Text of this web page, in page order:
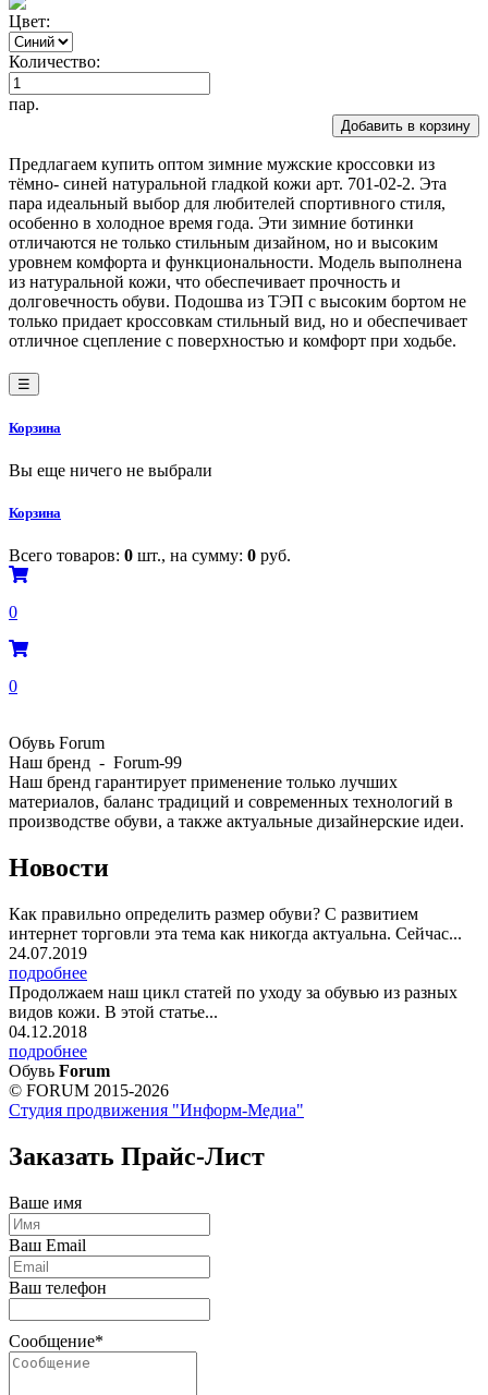
Цвет:
Количество:
пар.
Добавить в корзину
Предлагаем купить оптом зимние мужские кроссовки из
тёмно- синей натуральной гладкой кожи арт. 701-02-2. Эта
пара идеальный выбор для любителей спортивного стиля,
особенно в холодное время года. Эти зимние ботинки
отличаются не только стильным дизайном, но и высоким
уровнем комфорта и функциональности. Модель выполнена
из натуральной кожи, что обеспечивает прочность и
долговечность обуви. Подошва из ТЭП с высоким бортом не
только придает кроссовкам стильный вид, но и обеспечивает
отличное сцепление с поверхностью и комфорт при ходьбе.
☰
Корзина
Вы еще ничего не выбрали
Корзина
Всего товаров: 0 шт., на сумму: 0 руб.
0
0
Обувь Forum
Наш бренд - Forum-99
Наш бренд гарантирует применение только лучших
материалов, баланс традиций и современных технологий в
производстве обуви, а также актуальные дизайнерские идеи.
Новости
Как правильно определить размер обуви? С развитием
интернет торговли эта тема как никогда актуальна. Сейчас...
24.07.2019
подробнее
Продолжаем наш цикл статей по уходу за обувью из разных
видов кожи. В этой статье...
04.12.2018
подробнее
Обувь Forum
© FORUM 2015-2026
Студия продвижения "Информ-Медиа"
Заказать Прайс-Лист
Ваше имя
Ваш Email
Ваш телефон
Сообщение*